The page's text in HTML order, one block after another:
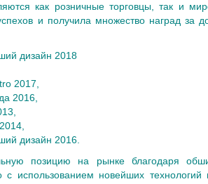
как розничные торговцы, так и
и получила множество наград за
дизайн 2018
2017,
2016,
дизайн 2016.
позицию на рынке благодаря
с использованием новейших